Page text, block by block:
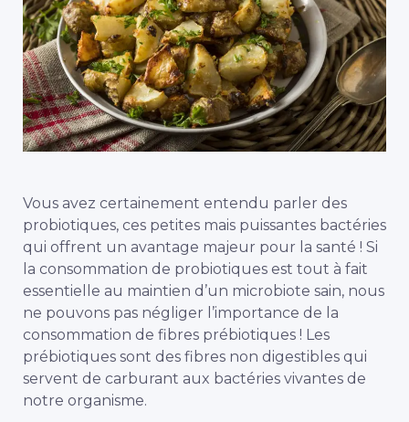
Vous avez certainement entendu parler des
probiotiques, ces petites mais puissantes bactéries
qui offrent un avantage majeur pour la santé ! Si
la consommation de probiotiques est tout à fait
essentielle au maintien d’un microbiote sain, nous
ne pouvons pas négliger l’importance de la
consommation de fibres prébiotiques ! Les
prébiotiques sont des fibres non digestibles qui
servent de carburant aux bactéries vivantes de
notre organisme.